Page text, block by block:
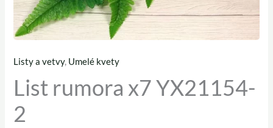
Listy a vetvy, Umelé kvety
List rumora x7 YX21154-
2
množstvo
List
rumora
x7